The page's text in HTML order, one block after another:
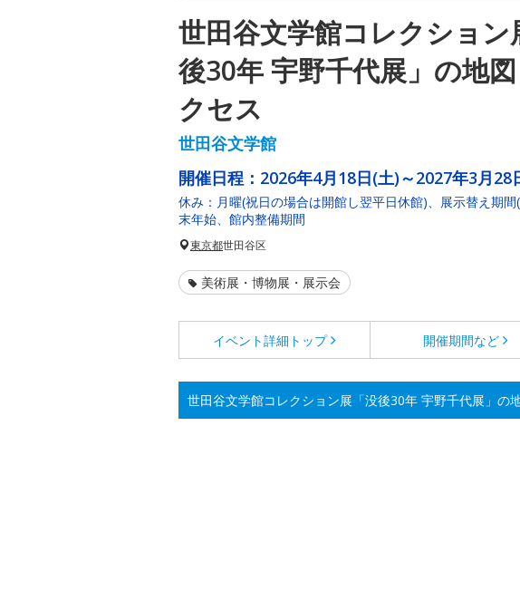
世田谷文学館コレクション
後30年 宇野千代展」の地
クセス
世田谷文学館
開催日程： 2026年4月18日(土)～2027年3月28
休み：月曜(祝日の場合は開館し翌平日休館)、展示替え期
末年始、館内整備期間
東京都世田谷区
美術展・博物展・展示会
イベント詳細 トップ 開催期間など
世田谷文学館コレクション展「没後30年 宇野千代展」の